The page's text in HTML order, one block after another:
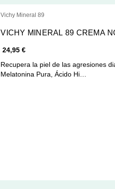
Vichy Mineral 89
VICHY MINERAL 89 CREMA
24,95 €
Recupera la piel de las agresiones diarias.
Melatonina Pura, Ácido Hi…